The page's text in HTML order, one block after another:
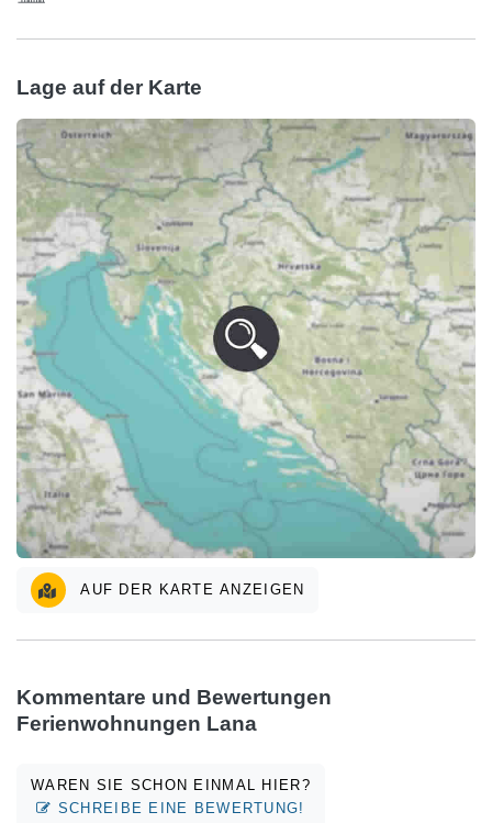
Lage auf der Karte
AUF DER KARTE ANZEIGEN
Kommentare und Bewertungen
Ferienwohnungen Lana
WAREN SIE SCHON EINMAL HIER?
SCHREIBE EINE BEWERTUNG!